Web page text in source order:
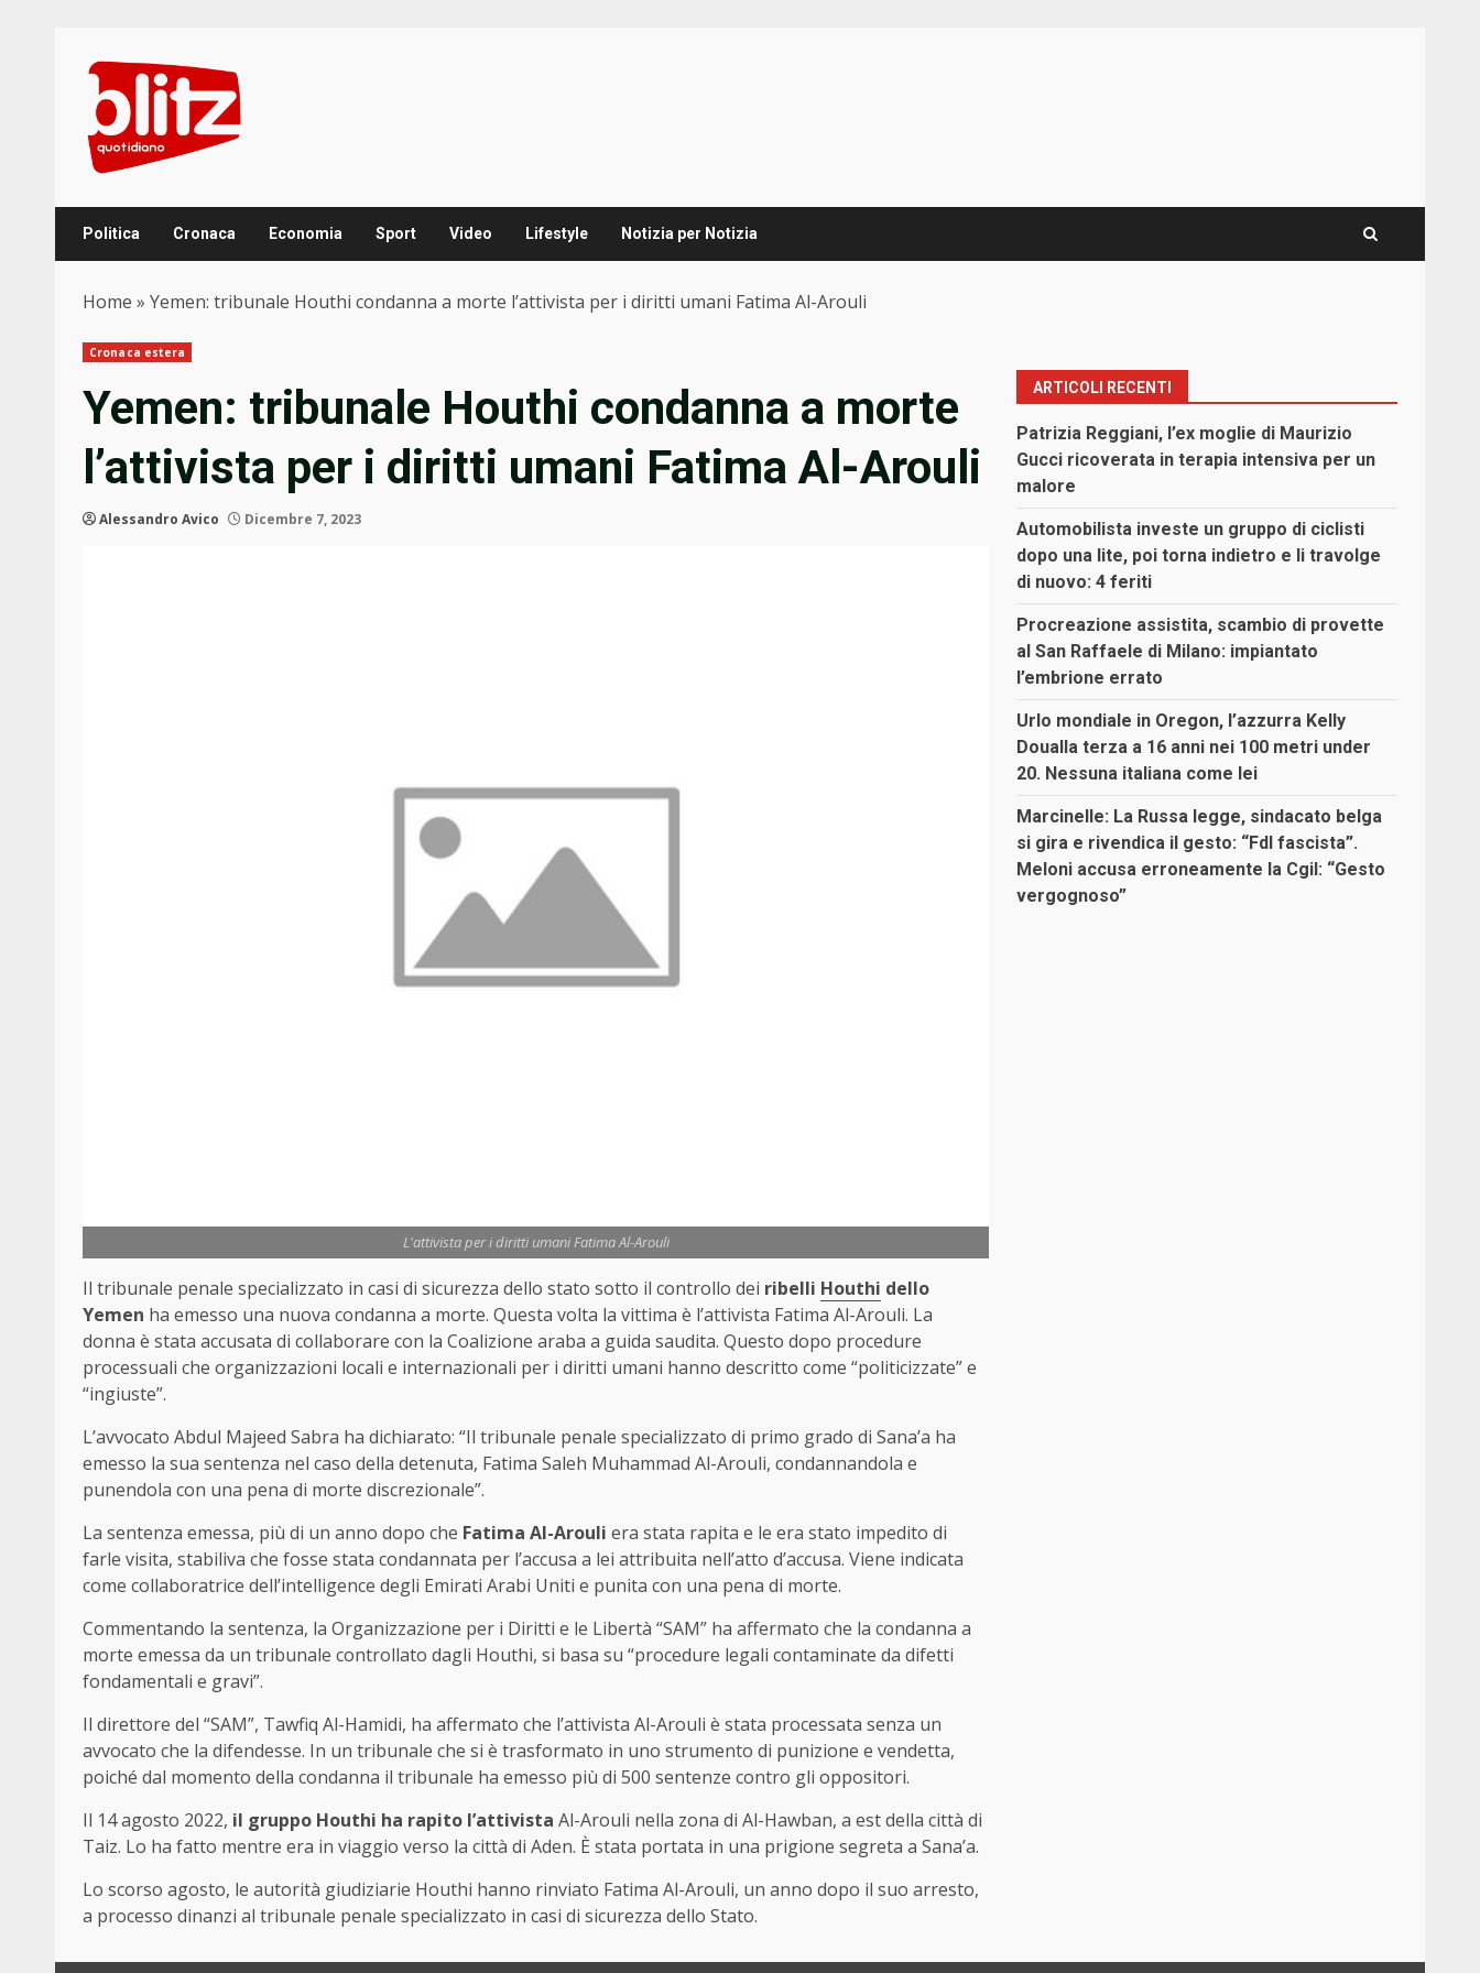
content
Politica Cronaca Economia Sport Video Lifestyle Notizia per Notizia
Home » Yemen: tribunale Houthi condanna a morte l’attivista per i diritti umani Fatima Al-Arouli
Cronaca estera
Yemen: tribunale Houthi condanna a morte
l’attivista per i diritti umani Fatima Al-Arouli
Alessandro Avico Dicembre 7, 2023
L'attivista per i diritti umani Fatima Al-Arouli
Il tribunale penale specializzato in casi di sicurezza dello stato sotto il controllo dei ribelli Houthi dello
Yemen ha emesso una nuova condanna a morte. Questa volta la vittima è l’attivista Fatima Al-Arouli. La
donna è stata accusata di collaborare con la Coalizione araba a guida saudita. Questo dopo procedure
processuali che organizzazioni locali e internazionali per i diritti umani hanno descritto come “politicizzate” e
“ingiuste”.
L’avvocato Abdul Majeed Sabra ha dichiarato: “Il tribunale penale specializzato di primo grado di Sana’a ha
emesso la sua sentenza nel caso della detenuta, Fatima Saleh Muhammad Al-Arouli, condannandola e
punendola con una pena di morte discrezionale”.
La sentenza emessa, più di un anno dopo che Fatima Al-Arouli era stata rapita e le era stato impedito di
farle visita, stabiliva che fosse stata condannata per l’accusa a lei attribuita nell’atto d’accusa. Viene indicata
come collaboratrice dell’intelligence degli Emirati Arabi Uniti e punita con una pena di morte.
Commentando la sentenza, la Organizzazione per i Diritti e le Libertà “SAM” ha affermato che la condanna a
morte emessa da un tribunale controllato dagli Houthi, si basa su “procedure legali contaminate da difetti
fondamentali e gravi”.
Il direttore del “SAM”, Tawfiq Al-Hamidi, ha affermato che l’attivista Al-Arouli è stata processata senza un
avvocato che la difendesse. In un tribunale che si è trasformato in uno strumento di punizione e vendetta,
poiché dal momento della condanna il tribunale ha emesso più di 500 sentenze contro gli oppositori.
Il 14 agosto 2022, il gruppo Houthi ha rapito l’attivista Al-Arouli nella zona di Al-Hawban, a est della città di
Taiz. Lo ha fatto mentre era in viaggio verso la città di Aden. È stata portata in una prigione segreta a Sana’a.
Lo scorso agosto, le autorità giudiziarie Houthi hanno rinviato Fatima Al-Arouli, un anno dopo il suo arresto,
a processo dinanzi al tribunale penale specializzato in casi di sicurezza dello Stato.
ARTICOLI RECENTI
Patrizia Reggiani, l’ex moglie di Maurizio
Gucci ricoverata in terapia intensiva per un
malore
Automobilista investe un gruppo di ciclisti
dopo una lite, poi torna indietro e li travolge
di nuovo: 4 feriti
Procreazione assistita, scambio di provette
al San Raffaele di Milano: impiantato
l’embrione errato
Urlo mondiale in Oregon, l’azzurra Kelly
Doualla terza a 16 anni nei 100 metri under
20. Nessuna italiana come lei
Marcinelle: La Russa legge, sindacato belga
si gira e rivendica il gesto: “FdI fascista”.
Meloni accusa erroneamente la Cgil: “Gesto
vergognoso”